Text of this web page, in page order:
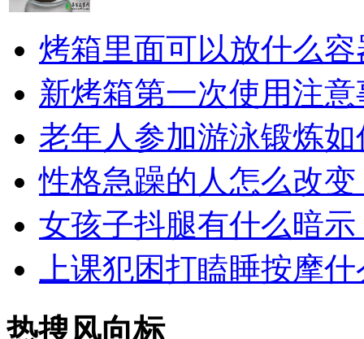
烤箱里面可以放什么容
新烤箱第一次使用注意
老年人参加游泳锻炼如
性格急躁的人怎么改变
女孩子抖腿有什么暗示
上课犯困打瞌睡按摩
热搜风向标